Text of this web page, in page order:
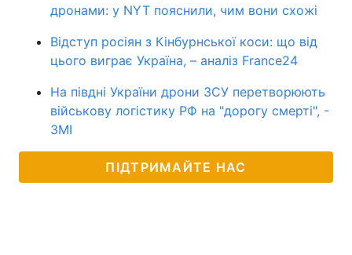
дронами: у NYT пояснили, чим вони схожі
Відступ росіян з Кінбурнської коси: що від
цього виграє Україна, – аналіз France24
На півдні України дрони ЗСУ перетворюють
військову логістику РФ на "дорогу смерті", -
ЗМІ
ПІДТРИМАЙТЕ НАС